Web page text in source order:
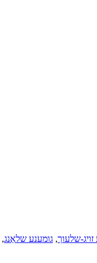
שלעוך, גומענע שלאַנג,